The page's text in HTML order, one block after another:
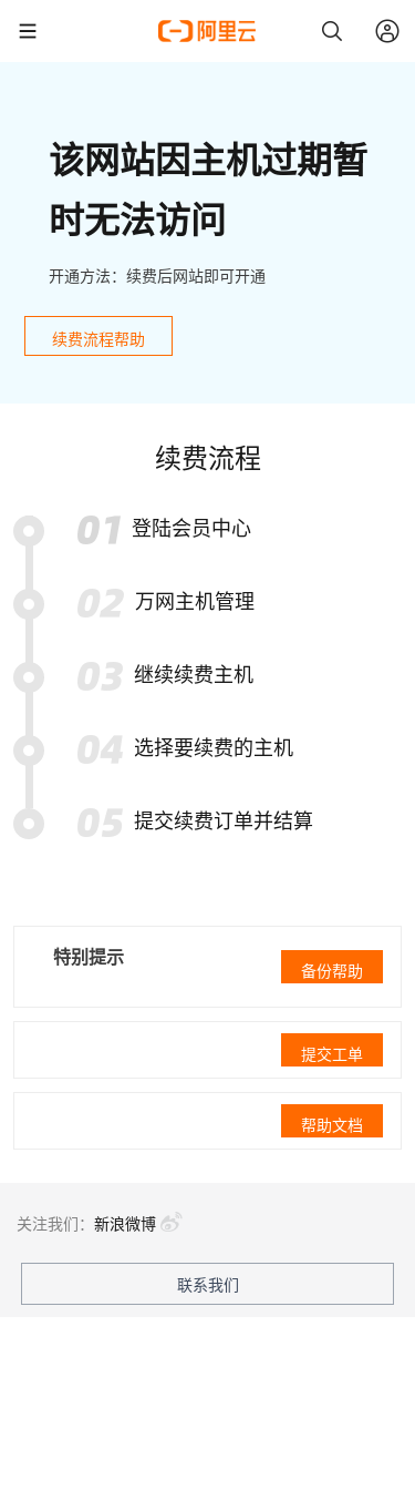
该网站因主机过期暂
时无法访问
开通方法：续费后网站即可开通
续费流程帮助
续费流程
登陆会员中心
万网主机管理
继续续费主机
选择要续费的主机
提交续费订单并结算
特别提示
备份帮助
提交工单
帮助文档